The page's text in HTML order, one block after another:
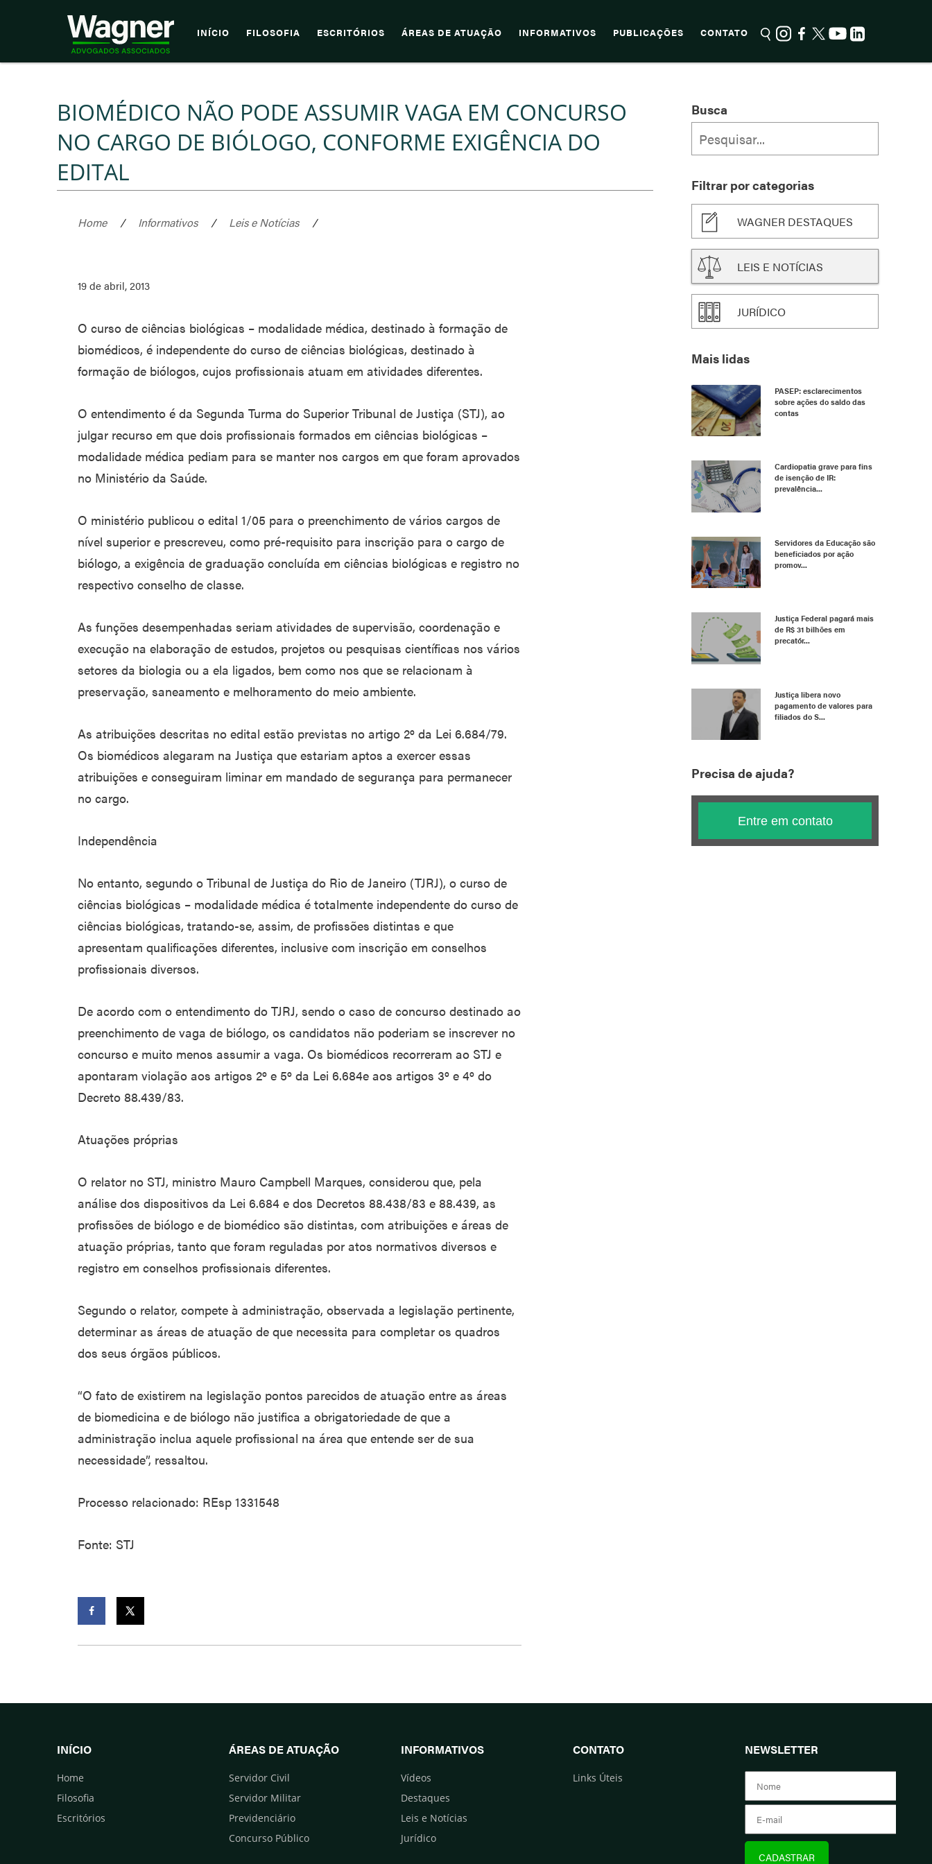
INÍCIO FILOSOFIA ESCRITÓRIOS ÁREAS DE ATUAÇÃO INFORMATIVOS PUBLICAÇÕES CONTATO
BIOMÉDICO NÃO PODE ASSUMIR VAGA EM CONCURSO
NO CARGO DE BIÓLOGO, CONFORME EXIGÊNCIA DO
EDITAL
Home / Informativos / Leis e Notícias /
19 de abril, 2013
O curso de ciências biológicas – modalidade médica, destinado à formação de
biomédicos, é independente do curso de ciências biológicas, destinado à
formação de biólogos, cujos profissionais atuam em atividades diferentes.
O entendimento é da Segunda Turma do Superior Tribunal de Justiça (STJ), ao
julgar recurso em que dois profissionais formados em ciências biológicas –
modalidade médica pediam para se manter nos cargos em que foram aprovados
no Ministério da Saúde.
O ministério publicou o edital 1/05 para o preenchimento de vários cargos de
nível superior e prescreveu, como pré-requisito para inscrição para o cargo de
biólogo, a exigência de graduação concluída em ciências biológicas e registro no
respectivo conselho de classe.
As funções desempenhadas seriam atividades de supervisão, coordenação e
execução na elaboração de estudos, projetos ou pesquisas científicas nos vários
setores da biologia ou a ela ligados, bem como nos que se relacionam à
preservação, saneamento e melhoramento do meio ambiente.
As atribuições descritas no edital estão previstas no artigo 2º da Lei 6.684/79.
Os biomédicos alegaram na Justiça que estariam aptos a exercer essas
atribuições e conseguiram liminar em mandado de segurança para permanecer
no cargo.
Independência
No entanto, segundo o Tribunal de Justiça do Rio de Janeiro (TJRJ), o curso de
ciências biológicas – modalidade médica é totalmente independente do curso de
ciências biológicas, tratando-se, assim, de profissões distintas e que
apresentam qualificações diferentes, inclusive com inscrição em conselhos
profissionais diversos.
De acordo com o entendimento do TJRJ, sendo o caso de concurso destinado ao
preenchimento de vaga de biólogo, os candidatos não poderiam se inscrever no
concurso e muito menos assumir a vaga. Os biomédicos recorreram ao STJ e
apontaram violação aos artigos 2º e 5º da Lei 6.684e aos artigos 3º e 4º do
Decreto 88.439/83.
Atuações próprias
O relator no STJ, ministro Mauro Campbell Marques, considerou que, pela
análise dos dispositivos da Lei 6.684 e dos Decretos 88.438/83 e 88.439, as
profissões de biólogo e de biomédico são distintas, com atribuições e áreas de
atuação próprias, tanto que foram reguladas por atos normativos diversos e
registro em conselhos profissionais diferentes.
Segundo o relator, compete à administração, observada a legislação pertinente,
determinar as áreas de atuação de que necessita para completar os quadros
dos seus órgãos públicos.
“O fato de existirem na legislação pontos parecidos de atuação entre as áreas
de biomedicina e de biólogo não justifica a obrigatoriedade de que a
administração inclua aquele profissional na área que entende ser de sua
necessidade”, ressaltou.
Processo relacionado: REsp 1331548
Fonte: STJ
Busca
Filtrar por categorias
WAGNER DESTAQUES
LEIS E NOTÍCIAS
JURÍDICO
Mais lidas
PASEP: esclarecimentos
sobre ações do saldo das
contas
Cardiopatia grave para fins
de isenção de IR:
prevalência...
Servidores da Educação são
beneficiados por ação
promov...
Justiça Federal pagará mais
de R$ 31 bilhões em
precatór...
Justiça libera novo
pagamento de valores para
filiados do S...
Precisa de ajuda?
Entre em contato
INÍCIO
Home
Filosofia
Escritórios
ÁREAS DE ATUAÇÃO
Servidor Civil
Servidor Militar
Previdenciário
Concurso Público
INFORMATIVOS
Vídeos
Destaques
Leis e Notícias
Jurídico
CONTATO
Links Úteis
NEWSLETTER